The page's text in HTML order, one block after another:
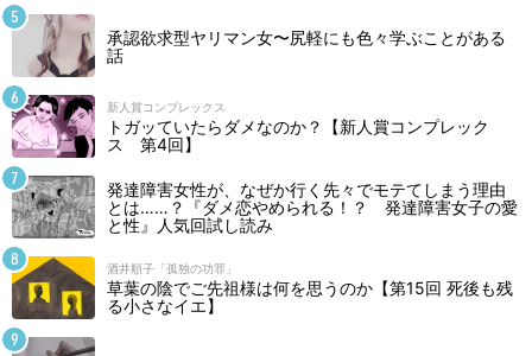
承認欲求型ヤリマン女〜尻軽にも色々学ぶことがある
話
新人賞コンプレックス
トガッていたらダメなのか？【新人賞コンプレック
ス 第4回】
発達障害女性が、なぜか行く先々でモテてしまう理由
とは……？『ダメ恋やめられる！？ 発達障害女子の愛
と性』人気回試し読み
酒井順子「孤独の功罪」
草葉の陰でご先祖様は何を思うのか【第15回 死後も残
る小さなイエ】